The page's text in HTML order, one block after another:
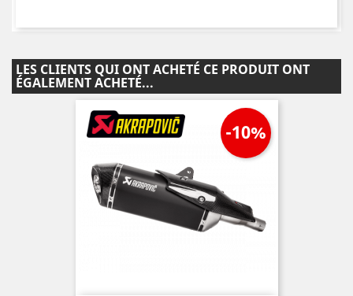
LES CLIENTS QUI ONT ACHETÉ CE PRODUIT ONT
ÉGALEMENT ACHETÉ...
-10%